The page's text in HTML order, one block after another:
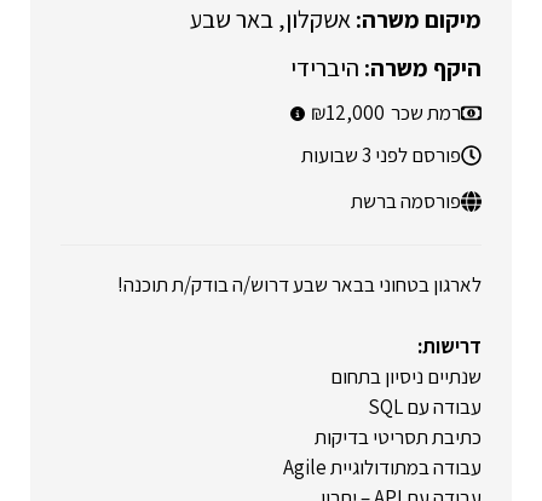
אשקלון באר שבע
היברידי
רמת שכר 12,000
פורסם לפני 3 שבועות
פורסמה ברשת
לארגון בטחוני בבאר שבע דרוש/ה בודק/ת תוכנה!
דרישות:
שנתיים ניסיון בתחום
עבודה עם SQL
כתיבת תסריטי בדיקות
עבודה במתודולוגיית Agile